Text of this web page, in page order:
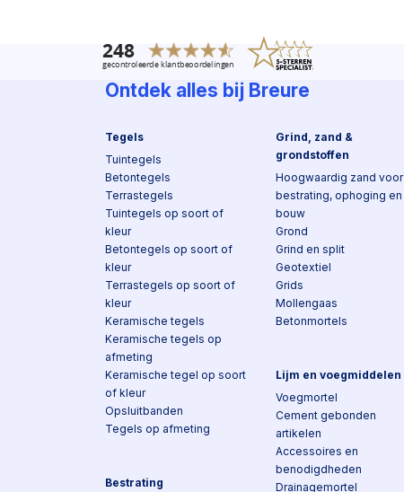
Ontdek alles bij Breure
Tegels
Tuintegels
Betontegels
Terrastegels
Tuintegels op soort of
kleur
Betontegels op soort of
kleur
Terrastegels op soort of
kleur
Keramische tegels
Keramische tegels op
afmeting
Keramische tegel op soort
of kleur
Opsluitbanden
Tegels op afmeting
Bestrating
Grind, zand &
grondstoffen
Hoogwaardig zand voor
bestrating, ophoging en
bouw
Grond
Grind en split
Geotextiel
Grids
Mollengaas
Betonmortels
Lijm en voegmiddelen
Voegmortel
Cement gebonden
artikelen
Accessoires en
benodigdheden
Drainagemortel